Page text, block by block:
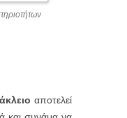
αποτελεί